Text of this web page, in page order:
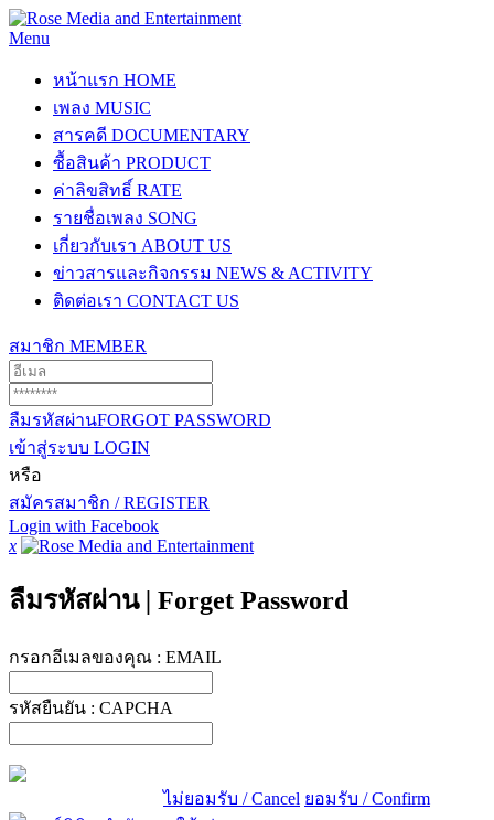
Menu
หน้าแรก HOME
เพลง MUSIC
สารคดี DOCUMENTARY
ซื้อสินค้า PRODUCT
ค่าลิขสิทธิ์ RATE
รายชื่อเพลง SONG
เกี่ยวกับเรา ABOUT US
ข่าวสารและกิจกรรม NEWS & ACTIVITY
ติดต่อเรา CONTACT US
สมาชิก MEMBER
ลืมรหัสผ่านFORGOT PASSWORD
เข้าสู่ระบบ LOGIN
หรือ
สมัครสมาชิก / REGISTER
Login with Facebook
x
ลืมรหัสผ่าน | Forget Password
กรอกอีเมลของคุณ : EMAIL
รหัสยืนยัน : CAPCHA
ไม่ยอมรับ / Cancel ยอมรับ / Confirm